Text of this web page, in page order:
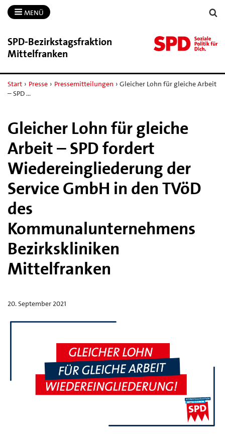
MENÜ
SPD-​Bezirkstagsfraktion
Mittelfranken
Start › Presse › Pressemitteilungen › Gleicher Lohn für gleiche Arbeit
– SPD …
Gleicher Lohn für gleiche
Arbeit – SPD fordert
Wiedereingliederung der
Service GmbH in den TVöD
des
Kommunalunternehmens
Bezirkskliniken
Mittelfranken
20. September 2021